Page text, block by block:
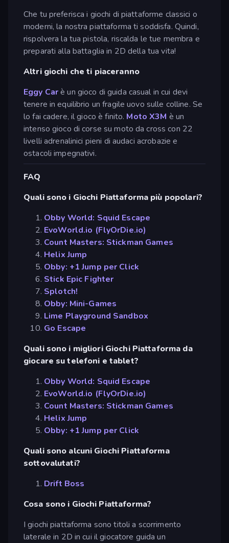
Che tu preferisca i giochi di piattaforme classici o
moderni, la nostra piattaforma ti soddisfa. Quindi,
rispolvera la tua pistola, riscalda le tue membra e
preparati alla battaglia in 2D della tua vita!
Altri giochi che ti piaceranno
Eggy Carè un gioco di guida casual in cui devi
tenere in equilibrio un fragile uovo sulle colline. Se
lo fai cadere, il gioco è finito. Moto X3M è un
intenso gioco di corse su moto da cross con 22
livelli adrenalinici pieni di audaci acrobazie e
ostacoli impegnativi.
FAQ
Quali sono i Giochi Piattaforma più popolari?
Obby World: Squid Escape
EvoWorld.io (FlyOrDie.io)
Count Masters: Stickman Games
Helix Jump
Obby: +1 Jump per Click
Stick Epic Fighter
Splotch!
Obby: Mini-Games
Lime Playground Sandbox
Go Escape
Quali sono i migliori Giochi Piattaforma da
giocare su telefoni e tablet?
Obby World: Squid Escape
EvoWorld.io (FlyOrDie.io)
Count Masters: Stickman Games
Helix Jump
Obby: +1 Jump per Click
Quali sono alcuni Giochi Piattaforma
sottovalutati?
Drift Boss
Cosa sono i Giochi Piattaforma?
I giochi piattaforma sono titoli a scorrimento
laterale in 2D in cui il giocatore guida un